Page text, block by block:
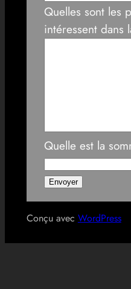
Quelles sont les
intéressent dans
Quelle est la
Conçu avec WordPress